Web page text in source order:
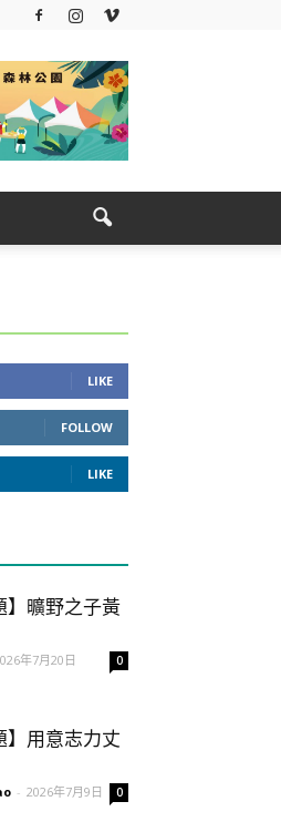
LIKE
FOLLOW
LIKE
】曠野之子黃
年7月20日 0
】用意志力丈
- 2026年7月9日 0